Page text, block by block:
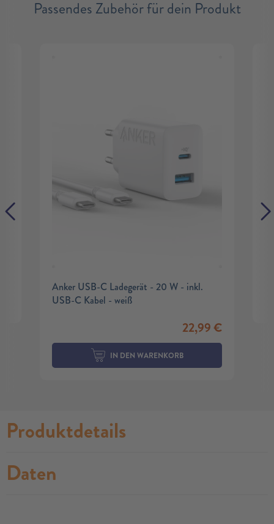
Passendes Zubehör für dein Produkt
Anker USB-C Ladegerät - 20 W - inkl.
USB-C Kabel - weiß
22,99€
IN DEN WARENKORB
Produktdetails
Daten